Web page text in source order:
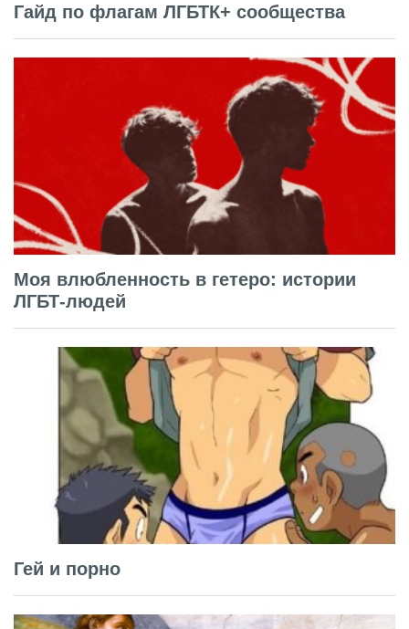
Гайд по флагам ЛГБТК+ сообщества
Моя влюбленность в гетеро: истории
ЛГБТ-людей
Гей и порно